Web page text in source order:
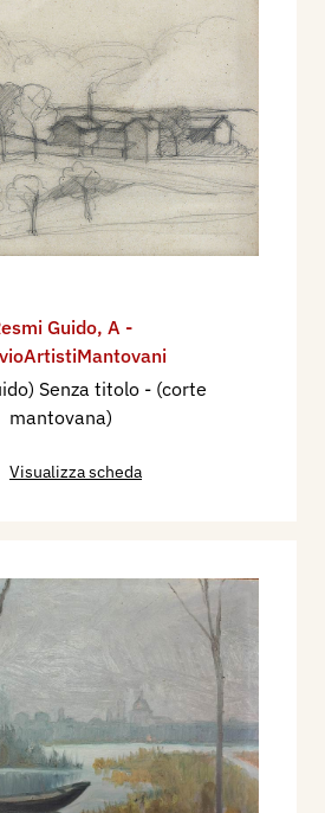
Guido, A -
Senza titolo - (corte
mantovana)
Visualizza scheda